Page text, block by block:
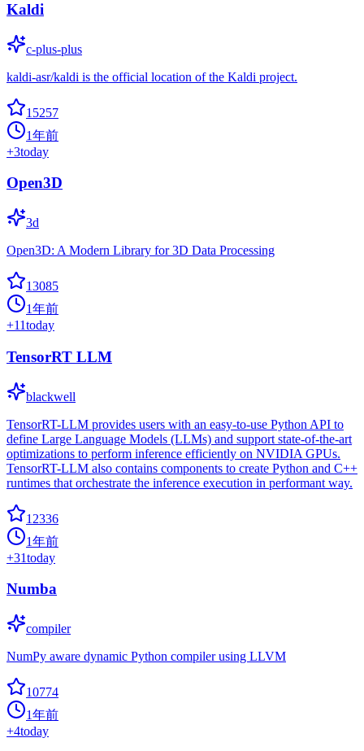
Kaldi
c-plus-plus
kaldi-asr/kaldi is the official location of the Kaldi project.
15257
1年前
+3today
Open3D
3d
Open3D: A Modern Library for 3D Data Processing
13085
1年前
+11today
TensorRT LLM
blackwell
TensorRT-LLM provides users with an easy-to-use Python API to
define Large Language Models (LLMs) and support state-of-the-art
optimizations to perform inference efficiently on NVIDIA GPUs.
TensorRT-LLM also contains components to create Python and C++
runtimes that orchestrate the inference execution in performant way.
12336
1年前
+31today
Numba
compiler
NumPy aware dynamic Python compiler using LLVM
10774
1年前
+4today